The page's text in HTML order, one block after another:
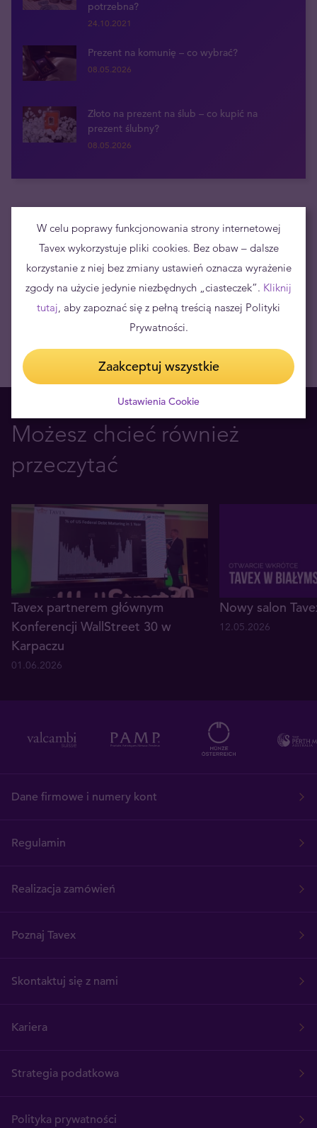
potrzebna?
24.10.2021
Prezent na komunię – co wybrać?
08.05.2026
Złoto na prezent na ślub – co kupić na
prezent ślubny?
08.05.2026
Dołącz do newslettera i otrzymuj powiadomienia o nowościach
Możesz chcieć również
przeczytać
Tavex partnerem głównym
Konferencji WallStreet 30 w
Karpaczu
01.06.2026
Nowy salon
12.05.2026
Dane firmowe i numery kont
Regulamin
Realizacja zamówień
Poznaj Tavex
Skontaktuj się z nami
Kariera
Strategia podatkowa
Polityka prywatności
W celu poprawy funkcjonowania strony internetowej
Tavex wykorzystuje pliki cookies. Bez obaw – dalsze
korzystanie z niej bez zmiany ustawień oznacza wyrażenie
zgody na użycie jedynie niezbędnych „ciasteczek”. Kliknij
tutaj, aby zapoznać się z pełną treścią naszej Polityki
Prywatności.
Zaakceptuj wszystkie
Ustawienia Cookie